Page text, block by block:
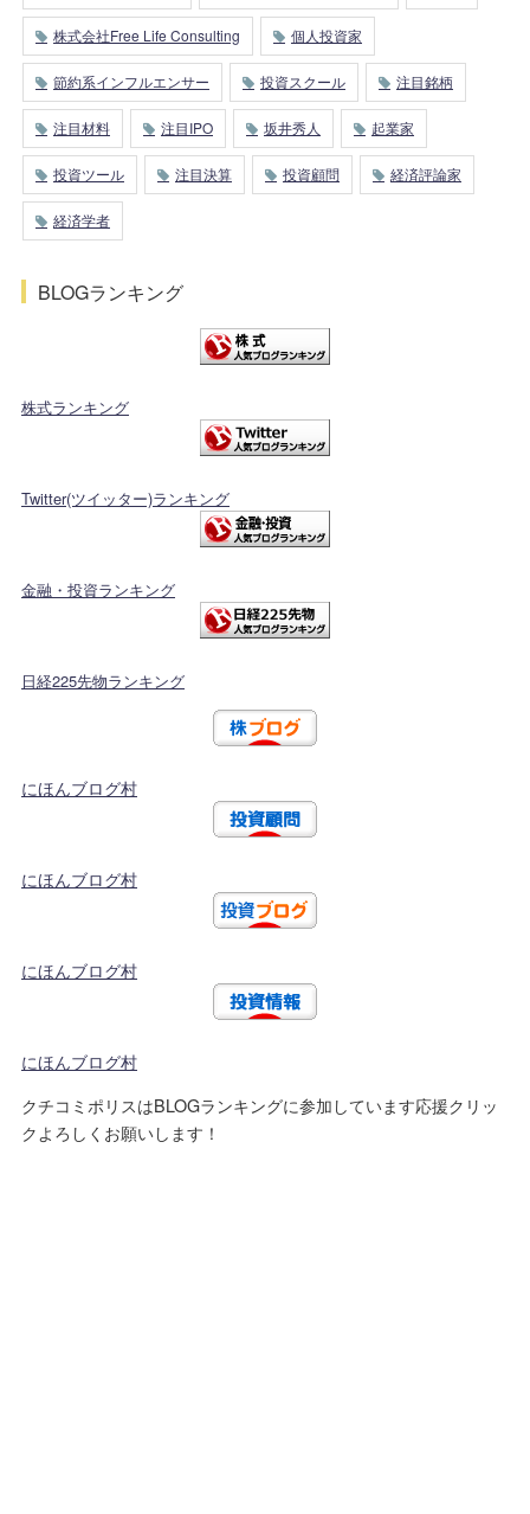
株式会社Free Life Consulting 個人投資家
節約系インフルエンサー 投資スクール 注目銘柄
注目材料 注目IPO 坂井秀人 起業家
投資ツール 注目決算 投資顧問 経済評論家
経済学者
BLOGランキング
株式ランキング
Twitter(ツイッター)ランキング
金融・投資ランキング
日経225先物ランキング
にほんブログ村
にほんブログ村
にほんブログ村
にほんブログ村
クチコミポリスはBLOGランキングに参加しています応援クリッ
クよろしくお願いします！